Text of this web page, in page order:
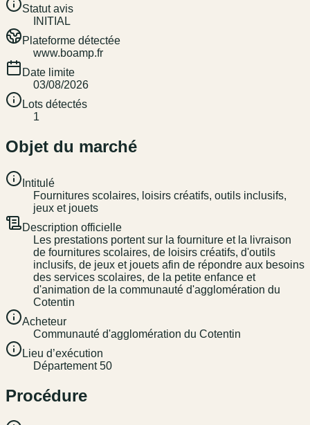
Statut avis
INITIAL
Plateforme détectée
www.boamp.fr
Date limite
03/08/2026
Lots détectés
1
Objet du marché
Intitulé
Fournitures scolaires, loisirs créatifs, outils inclusifs,
jeux et jouets
Description officielle
Les prestations portent sur la fourniture et la livraison
de fournitures scolaires, de loisirs créatifs, d'outils
inclusifs, de jeux et jouets afin de répondre aux besoins
des services scolaires, de la petite enfance et
d'animation de la communauté d'agglomération du
Cotentin
Acheteur
Communauté d'agglomération du Cotentin
Lieu d’exécution
Département 50
Procédure